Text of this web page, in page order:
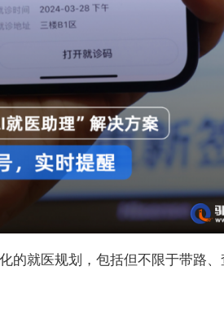
的就医规划，包括但不限于带路